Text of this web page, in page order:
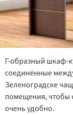
Г-образный шкаф-
соединённые
Зеленоградске
помещения, чтобы
очень удобно.